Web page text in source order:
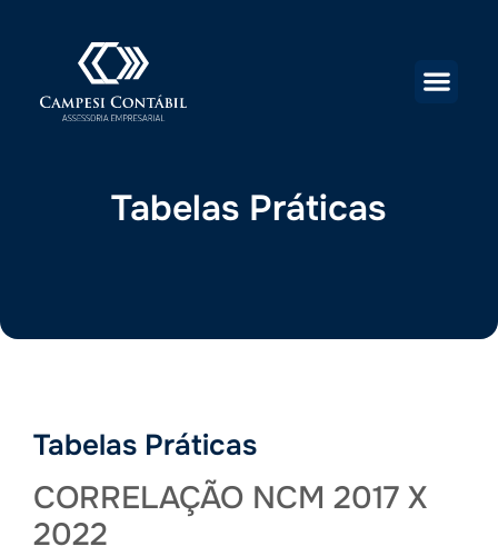
Tabelas Práticas
Tabelas Práticas
CORRELAÇÃO NCM 2017 X
2022